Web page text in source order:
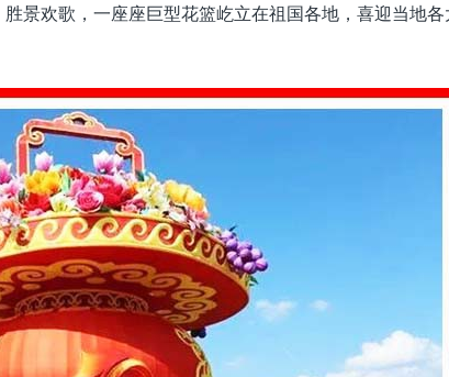
景欢歌，一座座巨型花篮屹立在祖国各地，喜迎当地各